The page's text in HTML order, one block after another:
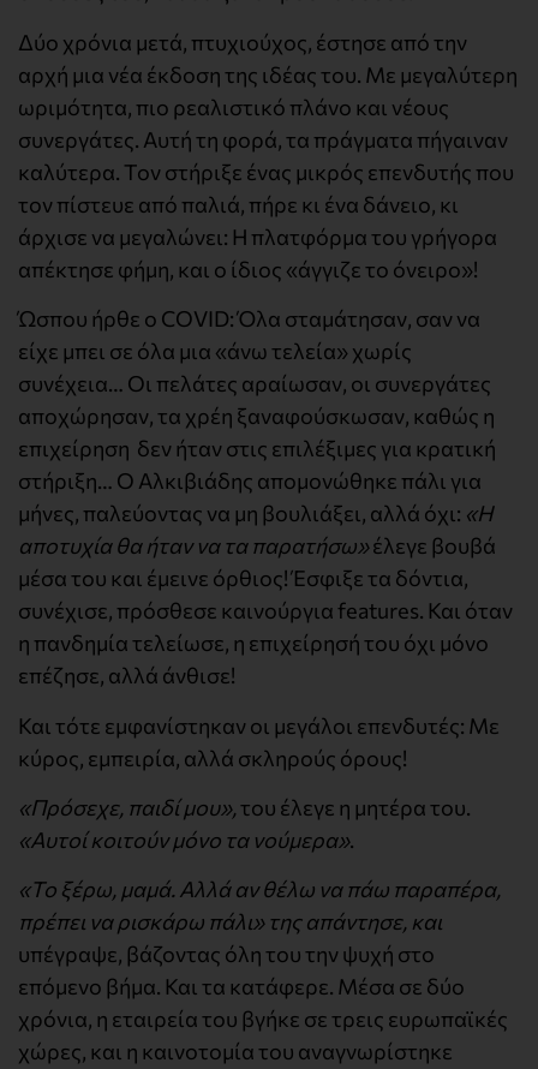
Δύο χρόνια μετά, πτυχιούχος, έστησε από την
αρχή μια νέα έκδοση της ιδέας του. Με μεγαλύτερη
ωριμότητα, πιο ρεαλιστικό πλάνο και νέους
συνεργάτες. Αυτή τη φορά, τα πράγματα πήγαιναν
καλύτερα. Τον στήριξε ένας μικρός επενδυτής που
τον πίστευε από παλιά, πήρε κι ένα δάνειο, κι
άρχισε να μεγαλώνει: Η πλατφόρμα του γρήγορα
απέκτησε φήμη, και ο ίδιος «άγγιζε το όνειρο»!
Ώσπου ήρθε ο COVID: Όλα σταμάτησαν, σαν να
είχε μπει σε όλα μια «άνω τελεία» χωρίς
συνέχεια… Οι πελάτες αραίωσαν, οι συνεργάτες
αποχώρησαν, τα χρέη ξαναφούσκωσαν, καθώς η
επιχείρηση δεν ήταν στις επιλέξιμες για κρατική
στήριξη… Ο Αλκιβιάδης απομονώθηκε πάλι για
μήνες, παλεύοντας να μη βουλιάξει, αλλά όχι: «Η
αποτυχία θα ήταν να τα παρατήσω»έλεγε βουβά
μέσα του και έμεινε όρθιος! Έσφιξε τα δόντια,
συνέχισε, πρόσθεσε καινούργια features. Και όταν
η πανδημία τελείωσε, η επιχείρησή του όχι μόνο
επέζησε, αλλά άνθισε!
Και τότε εμφανίστηκαν οι μεγάλοι επενδυτές: Με
κύρος, εμπειρία, αλλά σκληρούς όρους!
«Πρόσεχε, παιδί μου»,του έλεγε η μητέρα του.
«Αυτοί κοιτούν μόνο τα νούμερα».
«Το ξέρω, μαμά. Αλλά αν θέλω να πάω παραπέρα,
πρέπει να ρισκάρω πάλι» της απάντησε, και
υπέγραψε, βάζοντας όλη του την ψυχή στο
επόμενο βήμα. Και τα κατάφερε. Μέσα σε δύο
χρόνια, η εταιρεία του βγήκε σε τρεις ευρωπαϊκές
χώρες, και η καινοτομία του αναγνωρίστηκε